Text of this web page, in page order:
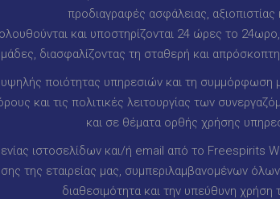
προδιαγραφές ασφάλειας,
και υποστηρίζονται 24 ώρες το
διασφαλίζοντας τη σταθερή και
ποιότητας υπηρεσιών και τη
και τις πολιτικές λειτουργίας των
και σε θέματα ορθής χρήσης
ιστοσελίδων και/ή email από το Freespirits
της εταιρείας μας, συμπεριλαμβανομένων
διαθεσιμότητα και την υπεύθυνη